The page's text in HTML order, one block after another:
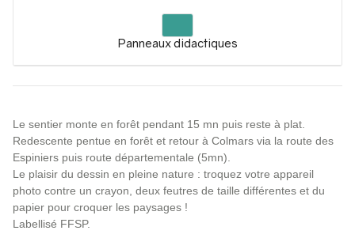
Panneaux didactiques
Le sentier monte en forêt pendant 15 mn puis reste à plat.
Redescente pentue en forêt et retour à Colmars via la route des
Espiniers puis route départementale (5mn).
Le plaisir du dessin en pleine nature : troquez votre appareil
photo contre un crayon, deux feutres de taille différentes et du
papier pour croquer les paysages !
Labellisé FFSP.